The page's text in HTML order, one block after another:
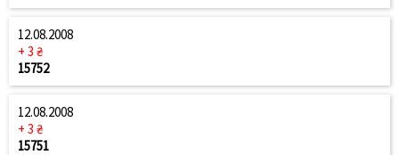
12.08.2008
+ 3 ₴
15752
12.08.2008
+ 3 ₴
15751